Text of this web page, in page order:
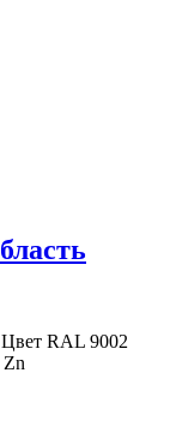
RAL 9002